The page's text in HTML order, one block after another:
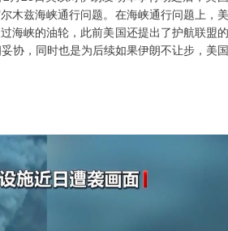
木兹海峡通行问题。在海峡通行问题上，
海峡的油轮，此前美国还提出了护航联盟
协，同时也是为后续如果伊朗不让步，美